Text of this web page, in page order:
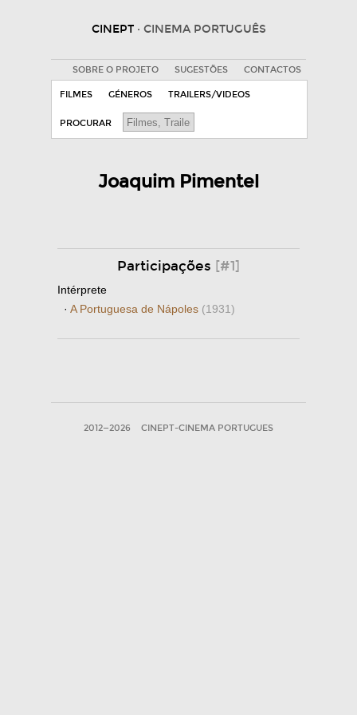
CINEPT · CINEMA PORTUGUÊS
SOBRE O PROJETO SUGESTÕES CONTACTOS
FILMES GÉNEROS TRAILERS/VIDEOS
PROCURAR
Joaquim Pimentel
Participações [#1]
Intérprete
· A Portuguesa de Nápoles (1931)
2012—2026 CINEPT-CINEMA PORTUGUES